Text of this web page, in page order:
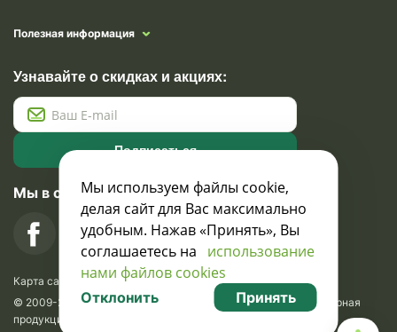
Полезная информация
Узнавайте о скидках и акциях:
Подписаться
Мы в социальных сетях
Карта сайта
© 2009-2026 Krasavik.by. Сувениры оптом. Рекламно-сувенирная
продукция и сувениры с логотипом. УНН 100873745, ООО
Мы используем файлы cookie,
делая сайт для Вас максимально
удобным. Нажав «Принять», Вы
соглашаетесь на использование
нами файлов cookies
Отклонить Принять